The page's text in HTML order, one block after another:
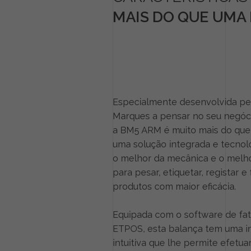
MAIS DO QUE
Especialmente desenvolvida
Marques a pensar no seu
a BM5 ARM é muito mais do
uma solução integrada e
o melhor da mecânica e o
para pesar, etiquetar, registar e
produtos com maior eficácia.
Equipada com o software de
ETPOS, esta balança tem uma
intuitiva que lhe permite